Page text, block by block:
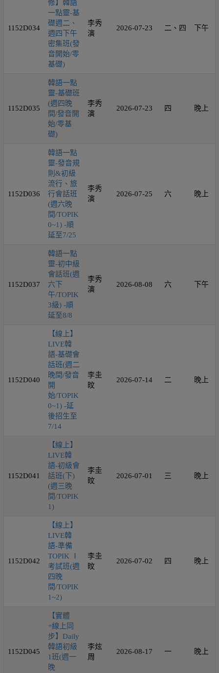
1152D034
修】韓語
一點靈-基
礎週二、
週四下午
密集班(發
音開始/零
基礎)
李秀
演
2026-07-23 二、四 下午
1152D035
韓語一點
靈-基礎班
(週四晚
間/發音開
始/零基
礎)
李秀
演
2026-07-23 四 晚上
1152D036
韓語一點
靈-發音規
則&初級
流行、旅
行會話班
(週六晚
間/TOPIK
0~1) -順
延至7/25
李秀
演
2026-07-25 六 晚上
1152D037
韓語一點
靈-初中級
會話班(週
六下
午/TOPIK
3級) -順
延至8/8
李秀
演
2026-08-08 六 下午
1152D040
【線上】
LIVE韓
語-基礎會
話班(週二
晚間/發音
開
始/TOPIK
0~1) -延
後招生至
7/14
李圭
旼
2026-07-14 二 晚上
1152D041
【線上】
LIVE韓
語-初級會
話班(下)
(週三晚
間/TOPIK
1)
李圭
旼
2026-07-01 三 晚上
1152D042
【線上】
LIVE韓
語-準備
TOPIK Ⅰ
考試班(週
四晚
間/TOPIK
1~2)
李圭
旼
2026-07-02 四 晚上
1152D045
【實體
+線上同
步】Daily
韓語初級
1班(週一
晚
李炫
周
2026-08-17 一 晚上